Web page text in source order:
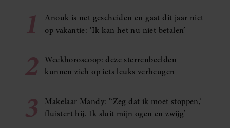
1
Anouk is net gescheiden en gaat dit jaar niet
op vakantie: ‘Ik kan het nu niet betalen’
2
Weekhoroscoop: deze sterrenbeelden
kunnen zich op iets leuks verheugen
3
Makelaar Mandy: ‘‘Zeg dat ik moet stoppen,’
fluistert hij. Ik sluit mijn ogen en zwijg’